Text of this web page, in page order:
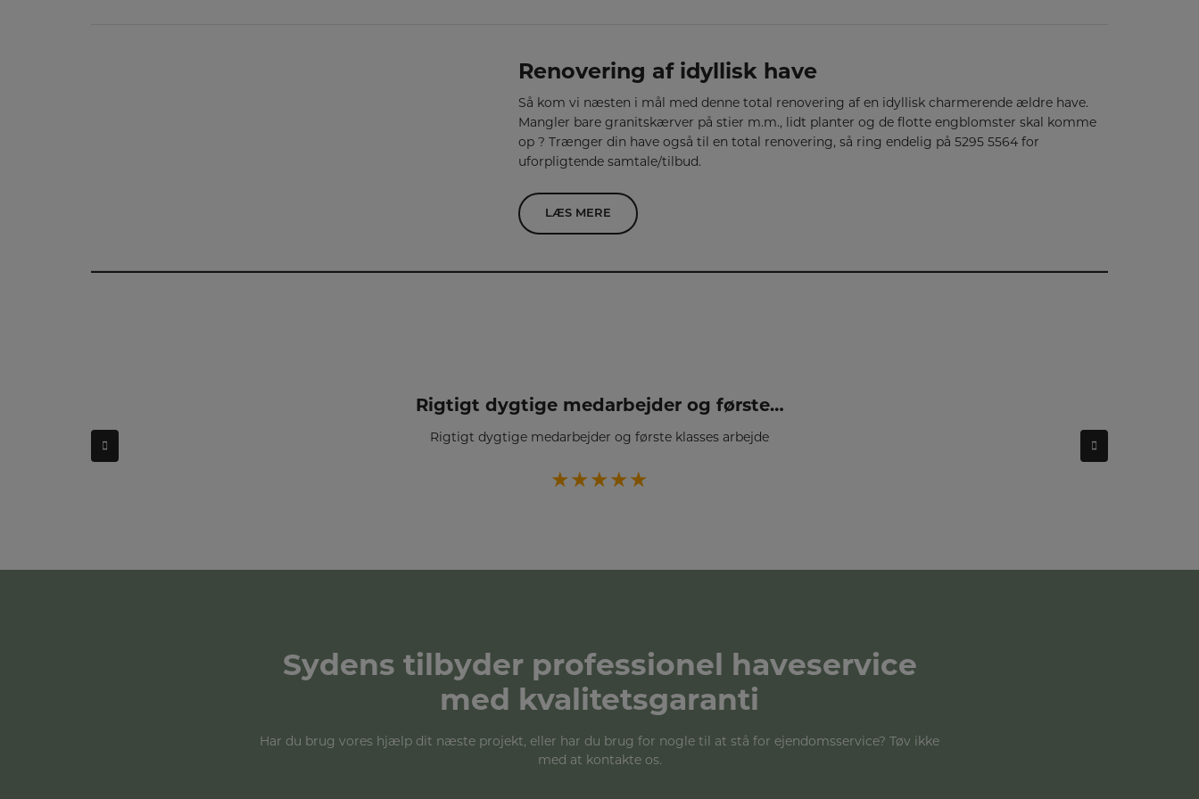
Renovering af idyllisk have
Så kom vi næsten i mål med denne total renovering af en idyllisk charmerende ældre have.
Mangler bare granitskærver på stier m.m., lidt planter og de flotte engblomster skal komme
op ? Trænger din have også til en total renovering, så ring endelig på 5295 5564 for
uforpligtende samtale/tilbud.
LÆS MERE
Rigtigt dygtige medarbejder og første…
Rigtigt dygtige medarbejder og første klasses arbejde
★★★★★
Sydens tilbyder professionel haveservice
med kvalitetsgaranti
Har du brug vores hjælp dit næste projekt, eller har du brug for nogle til at stå for ejendomsservice? Tøv ikke
med at kontakte os.